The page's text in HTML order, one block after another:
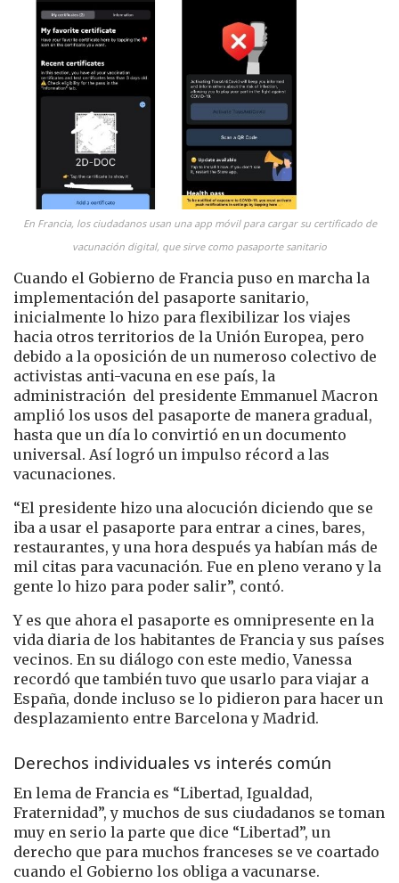
En Francia, los ciudadanos usan una app móvil para cargar su certificado de
vacunación digital, que sirve como pasaporte sanitario
Cuando el Gobierno de Francia puso en marcha la
implementación del pasaporte sanitario,
inicialmente lo hizo para flexibilizar los viajes
hacia otros territorios de la Unión Europea, pero
debido a la oposición de un numeroso colectivo de
activistas anti-vacuna en ese país, la
administración del presidente Emmanuel Macron
amplió los usos del pasaporte de manera gradual,
hasta que un día lo convirtió en un documento
universal. Así logró un impulso récord a las
vacunaciones.
“El presidente hizo una alocución diciendo que se
iba a usar el pasaporte para entrar a cines, bares,
restaurantes, y una hora después ya habían más de
mil citas para vacunación. Fue en pleno verano y la
gente lo hizo para poder salir”, contó.
Y es que ahora el pasaporte es omnipresente en la
vida diaria de los habitantes de Francia y sus países
vecinos. En su diálogo con este medio, Vanessa
recordó que también tuvo que usarlo para viajar a
España, donde incluso se lo pidieron para hacer un
desplazamiento entre Barcelona y Madrid.
Derechos individuales vs interés común
En lema de Francia es “Libertad, Igualdad,
Fraternidad”, y muchos de sus ciudadanos se toman
muy en serio la parte que dice “Libertad”, un
derecho que para muchos franceses se ve coartado
cuando el Gobierno los obliga a vacunarse.